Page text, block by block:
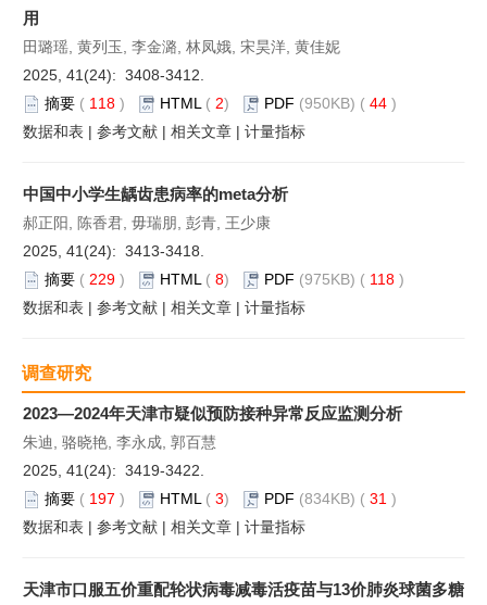
用
田璐瑶, 黄列玉, 李金潞, 林凤娥, 宋昊洋, 黄佳妮
2025, 41(24): 3408-3412.
摘要 ( 118 ) HTML ( 2) PDF (950KB) ( 44 )
数据和表 | 参考文献 | 相关文章 | 计量指标
中国中小学生龋齿患病率的meta分析
郝正阳, 陈香君, 毋瑞朋, 彭青, 王少康
2025, 41(24): 3413-3418.
摘要 ( 229 ) HTML ( 8) PDF (975KB) ( 118 )
数据和表 | 参考文献 | 相关文章 | 计量指标
调查研究
2023—2024年天津市疑似预防接种异常反应监测分析
朱迪, 骆晓艳, 李永成, 郭百慧
2025, 41(24): 3419-3422.
摘要 ( 197 ) HTML ( 3) PDF (834KB) ( 31 )
数据和表 | 参考文献 | 相关文章 | 计量指标
天津市口服五价重配轮状病毒减毒活疫苗与13价肺炎球菌多糖